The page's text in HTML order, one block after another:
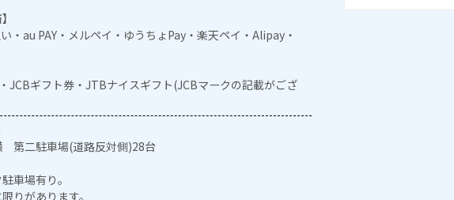
・au PAY・メルペイ・ゆうちょPay・楽天ペイ・Alipay・
JCBギフト券・JTBナイスギフト(JCBマークの記載がござ
第二駐車場(道路反対側)28台
車場有り。
りがあります。